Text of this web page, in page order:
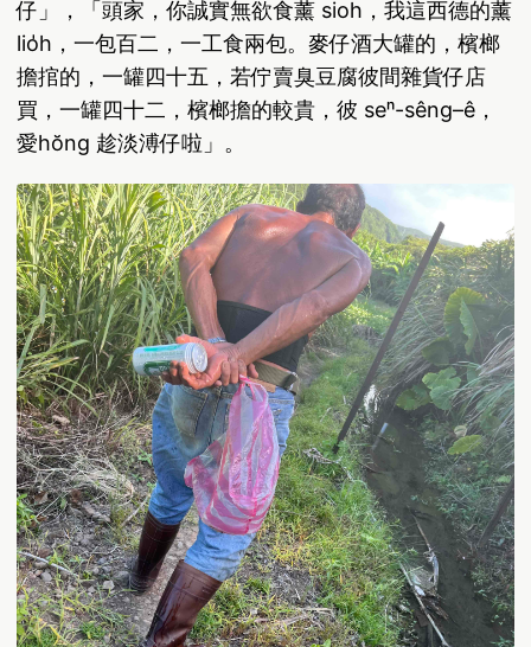
仔」，「頭家，你誠實無欲食薰 sioh，我這西德的薰
lio̍h，一包百二，一工食兩包。麥仔酒大罐的，檳榔
擔捾的，一罐四十五，若佇賣臭豆腐彼間雜貨仔店
買，一罐四十二，檳榔擔的較貴，彼 seⁿ-sêng–ê，
愛hŏng 趁淡溥仔啦」。